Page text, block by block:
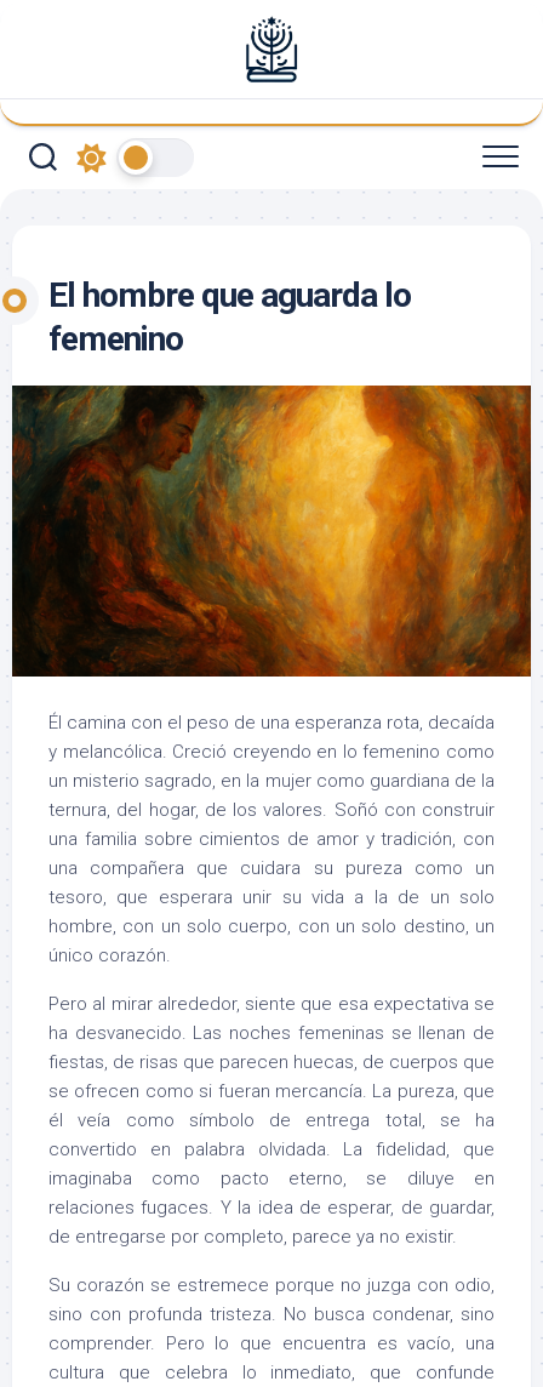
El hombre que aguarda lo
femenino
Él camina con el peso de una esperanza rota, decaída
y melancólica. Creció creyendo en lo femenino como
un misterio sagrado, en la mujer como guardiana de la
ternura, del hogar, de los valores. Soñó con construir
una familia sobre cimientos de amor y tradición, con
una compañera que cuidara su pureza como un
tesoro, que esperara unir su vida a la de un solo
hombre, con un solo cuerpo, con un solo destino, un
único corazón.
Pero al mirar alrededor, siente que esa expectativa se
ha desvanecido. Las noches femeninas se llenan de
fiestas, de risas que parecen huecas, de cuerpos que
se ofrecen como si fueran mercancía. La pureza, que
él veía como símbolo de entrega total, se ha
convertido en palabra olvidada. La fidelidad, que
imaginaba como pacto eterno, se diluye en
relaciones fugaces. Y la idea de esperar, de guardar,
de entregarse por completo, parece ya no existir.
Su corazón se estremece porque no juzga con odio,
sino con profunda tristeza. No busca condenar, sino
comprender. Pero lo que encuentra es vacío, una
cultura que celebra lo inmediato, que confunde